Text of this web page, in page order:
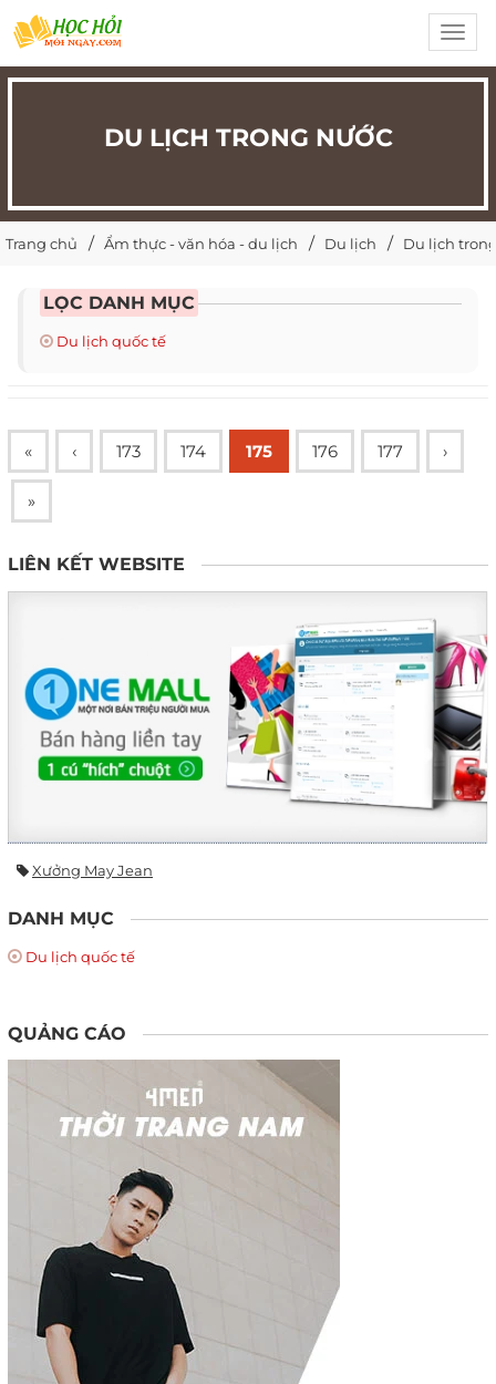
DU LỊCH TRONG NƯỚC
Trang chủ Ẩm thực - văn hóa - du lịch Du lịch Du lịch
LỌC DANH MỤC
Du lịch quốc tế
« ‹ 173 174 175 176 177 ›
»
LIÊN KẾT WEBSITE
Xưởng May Jean
DANH MỤC
Du lịch quốc tế
QUẢNG CÁO